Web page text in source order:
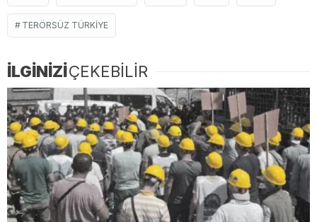
TERÖRSÜZ TÜRKIYE
İLGİNİZİÇEKEBİLİR